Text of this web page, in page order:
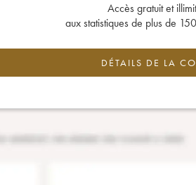
Accès gratuit et
aux statistiques de plus de
DÉTAILS DE LA